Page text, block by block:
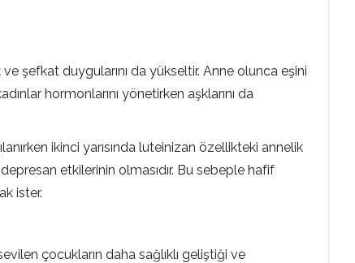
şefkat duygularını da yükseltir. Anne olunca eşini
hormonlarını yönetirken aşklarını da
ikinci yarısında luteinizan özellikteki annelik
etkilerinin olmasıdır. Bu sebeple hafif
ister.
çocukların daha sağlıklı geliştiği ve